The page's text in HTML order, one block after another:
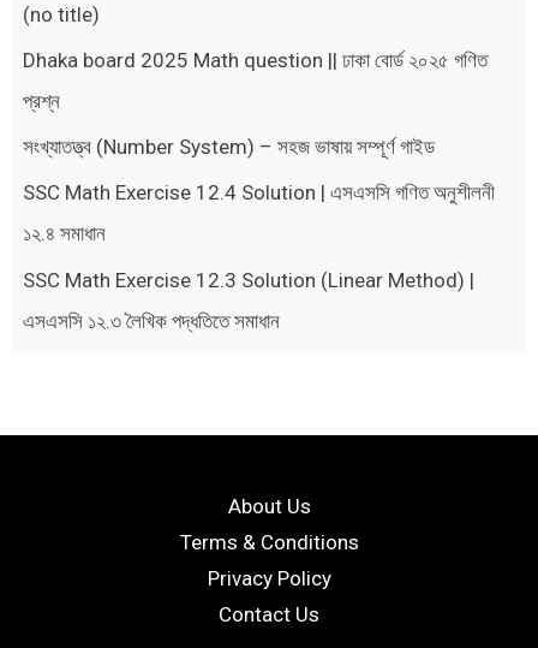
(no title)
Dhaka board 2025 Math question || ঢাকা বোর্ড ২০২৫ গণিত
প্রশ্ন
সংখ্যাতত্ত্ব (Number System) – সহজ ভাষায় সম্পূর্ণ গাইড
SSC Math Exercise 12.4 Solution | এসএসসি গণিত অনুশীলনী
১২.৪ সমাধান
SSC Math Exercise 12.3 Solution (Linear Method) |
এসএসসি ১২.৩ লৈখিক পদ্ধতিতে সমাধান
About Us
Terms & Conditions
Privacy Policy
Contact Us